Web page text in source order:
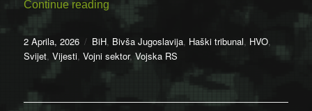
Continue reading
Posted
on
2 Aprila, 2026 Categories
BiH, Bivša Jugoslavija, Haški tribunal, HVO,
Svijet,Vijesti,Vojni sektor,Vojska RS